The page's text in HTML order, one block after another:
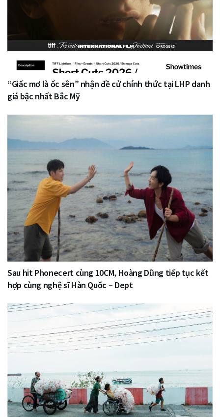
“Giấc mơ là ốc sên” nhận đề cử chính thức tại LHP danh
giá bậc nhất Bắc Mỹ
Sau hit Phonecert cùng 10CM, Hoàng Dũng tiếp tục kết
hợp cùng nghệ sĩ Hàn Quốc – Dept